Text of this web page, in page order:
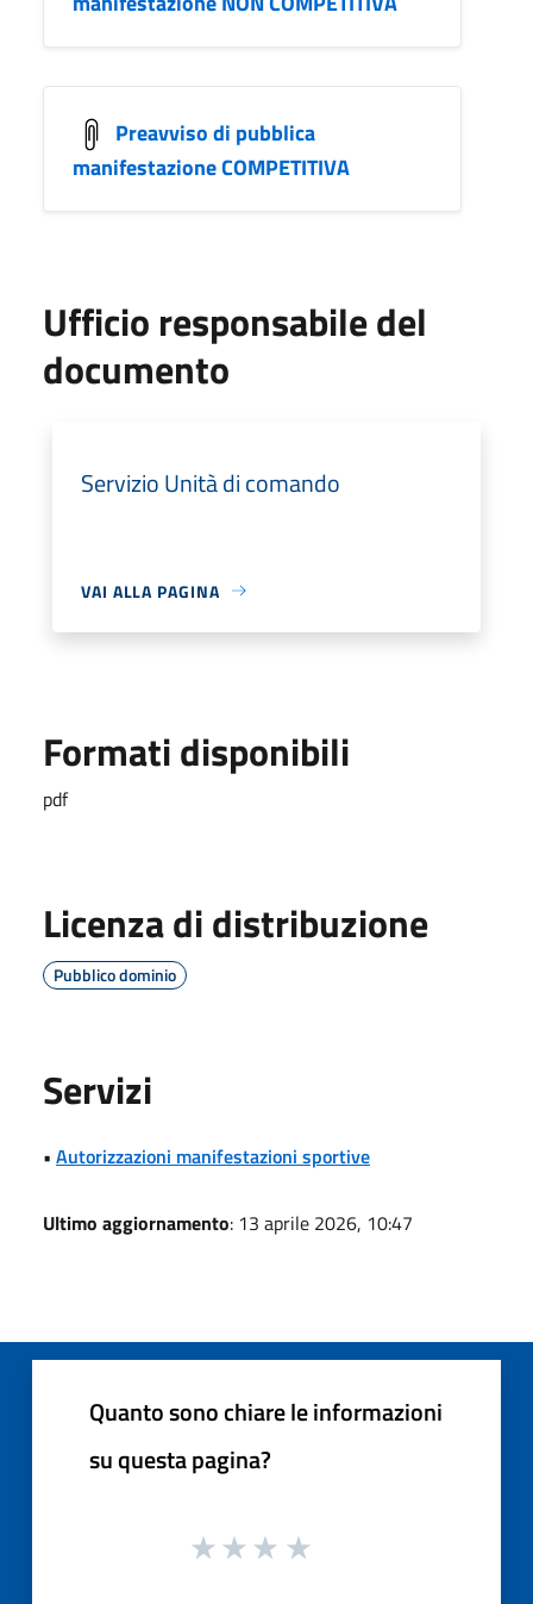
Preavviso di pubblica
manifestazione COMPETITIVA
Ufficio responsabile del
documento
Servizio Unità di comando
VAI ALLA PAGINA
Formati disponibili
pdf
Licenza di distribuzione
Pubblico dominio
Servizi
• Autorizzazioni manifestazioni sportive
Ultimo aggiornamento: 13 aprile 2026, 10:47
Quanto sono chiare le informazioni
su questa pagina?